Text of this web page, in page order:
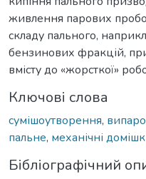
живлення парових
складу пального,
бензинових фракцій,
вмісту до «жорсткої»
Ключові слова
сумішоутворення,
пальне, механічні
Бібліографічний